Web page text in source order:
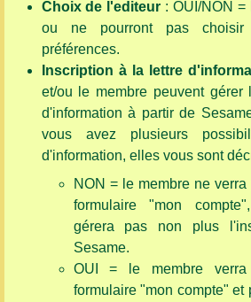
Choix de l'editeur : OUI/NON =
ou ne pourront pas choisir
préférences.
Inscription à la lettre
et/ou le membre peuvent
d'information à partir de
vous avez plusieurs
d'information, elles vous sont
NON = le membre ne
formulaire "mon
gérera pas non plus
Sesame.
OUI = le membre
formulaire "mon compte" et